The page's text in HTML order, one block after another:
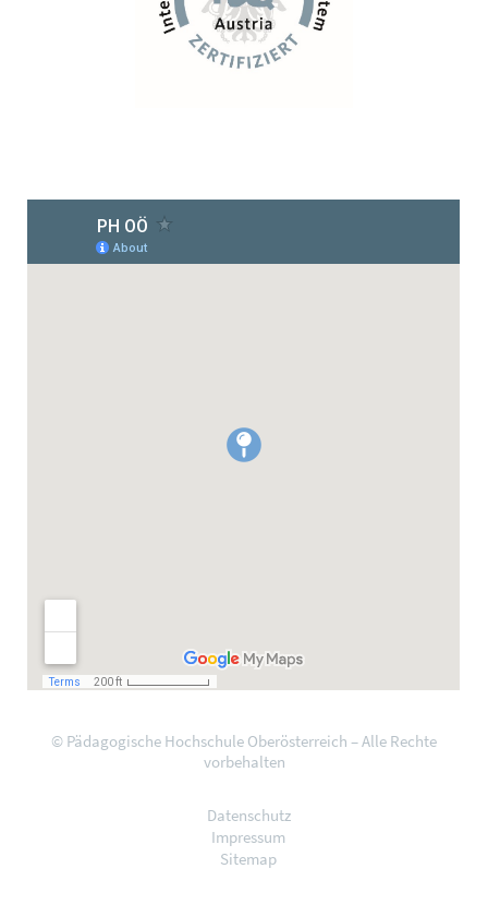
© Pädagogische Hochschule Oberösterreich – Alle Rechte
vorbehalten
Datenschutz
Impressum
Sitemap